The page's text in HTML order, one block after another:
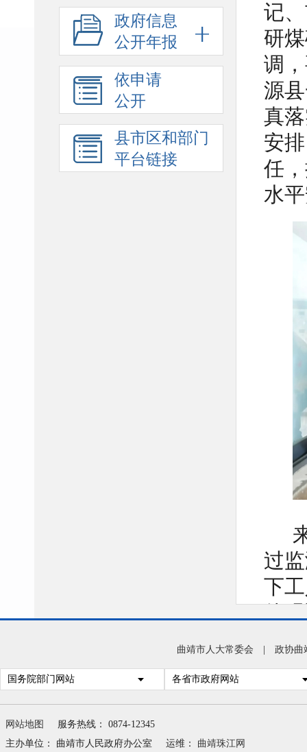
政府信息
公开年报
依申请
公开
县市区和部门
平台链接
记
研
调
源
真
安
任
水
过
下
他
程
减
毛
曲靖市人大常委会 政协曲
国务院部门网站 各省市政府网站
网站地图
服务热线： 0874-12345
主办单位： 曲靖市人民政府办公室
运维： 曲靖珠江网